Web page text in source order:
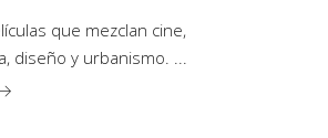
que mezclan cine,
diseño y urbanismo.